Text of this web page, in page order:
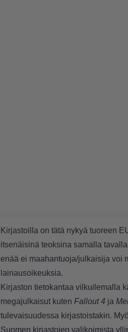
Kirjastoilla on tätä nykyä tuoreen
itsenäisinä teoksina samalla
enää ei maahantuoja/julkaisija voi
lainausoikeuksia.
Kirjaston tietokantaa vilkuilemalla
megajulkaisut kuten Fallout 4 ja
tulevaisuudessa kirjastoistakin.
Suomen kirjastojen valikoimista